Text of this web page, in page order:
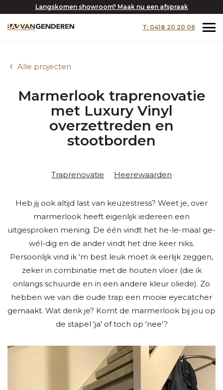
Langskomen showroom? Maak nu een afspraak
T: 0418 20 20 06
Alle projecten
Marmerlook traprenovatie
met Luxury Vinyl
overzettreden en
stootborden
Traprenovatie Heerewaarden
Heb jij ook altijd last van keuzestress? Weet je, over
marmerlook heeft eigenlijk iedereen een
uitgesproken mening. De één vindt het he-le-maal ge-
wél-dig en de ander vindt het drie keer niks.
Persoonlijk vind ik 'm best leuk moet ik eerlijk zeggen,
zeker in combinatie met de houten vloer (die ik
onlangs schuurde en in een andere kleur oliede). Zo
hebben we van die oude trap een mooie eyecatcher
gemaakt. Wat denk je? Komt de marmerlook bij jou op
de stapel 'ja' of toch op 'nee'?